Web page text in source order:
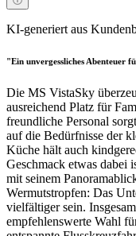
KI-generiert aus
"Ein unvergessliches Abenteuer
Die MS VistaSky
ausreichend Platz für
freundliche Personal
auf die Bedürfnisse der
Küche hält auch
Geschmack etwas dabei
mit seinem
Wermutstropfen: Das
vielfältiger sein.
empfehlenswerte Wahl